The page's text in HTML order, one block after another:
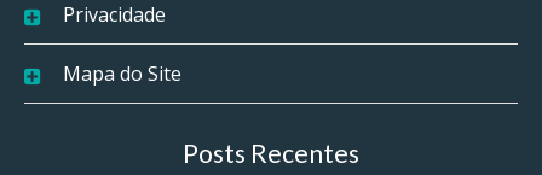
Privacidade
Mapa do Site
Posts Recentes